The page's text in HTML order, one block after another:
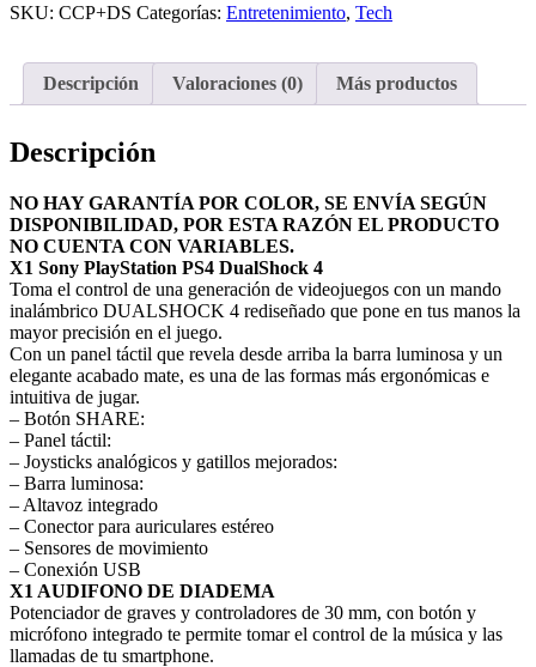
Sony
SKU: CCP+DS Categorías: Entretenimiento, Tech
Descripción Valoraciones (0) Más productos
Descripción
NO HAY GARANTÍA POR COLOR, SE ENVÍA SEGÚN
DISPONIBILIDAD, POR ESTA RAZÓN EL PRODUCTO
NO CUENTA CON VARIABLES.
X1 Sony PlayStation PS4 DualShock 4
Toma el control de una generación de videojuegos con un mando
inalámbrico DUALSHOCK 4 rediseñado que pone en tus manos la
mayor precisión en el juego.
Con un panel táctil que revela desde arriba la barra luminosa y un
elegante acabado mate, es una de las formas más ergonómicas e
intuitiva de jugar.
– Botón SHARE:
– Panel táctil:
– Joysticks analógicos y gatillos mejorados:
– Barra luminosa:
– Altavoz integrado
– Conector para auriculares estéreo
– Sensores de movimiento
– Conexión USB
X1 AUDIFONO DE DIADEMA
Potenciador de graves y controladores de 30 mm, con botón y
micrófono integrado te permite tomar el control de la música y las
llamadas de tu smartphone.